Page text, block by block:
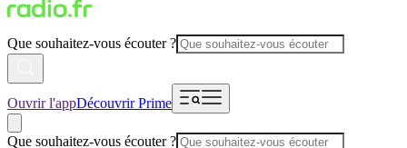
Que souhaitez-vous écouter ?
Ouvrir l'appDécouvrir Prime
Que souhaitez-vous écouter ?